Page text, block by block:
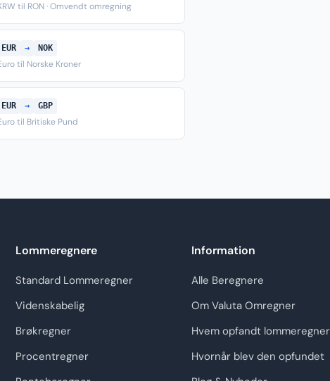
til RON · Omvendt omregning
EUR → NOK
til Norske Kroner
EUR → GBP
til Britiske Pund
Lommeregnere
Standard Lommeregner
Videnskabelig
Brøkregner
Procentregner
Information
Alle Beregnere
Om Valuta Omregner
Hvem opfandt lommeregner
Hvornår blev den opfundet